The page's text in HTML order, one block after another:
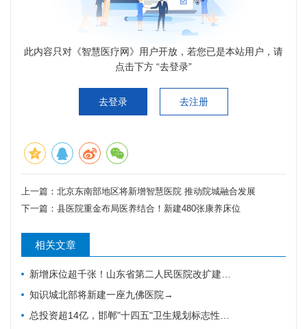
此内容只对《智慧医疗网》用户开放，若您已是本站用户，请
点击下方 “去登录”
去登录 去注册
上一篇： 北京东南部地区将新增智慧医院 推动院城融合发展
下一篇： 县医院重金布局医养结合！新建480张康养床位
相关文章
新增床位超千张！山东省第二人民医院改扩建项目全力推进，地上主体施工倒计时
知识城北部将新建一座九佛医院→
总投资超14亿，邯郸"十四五"卫生规划标志性工程迎施工方落地